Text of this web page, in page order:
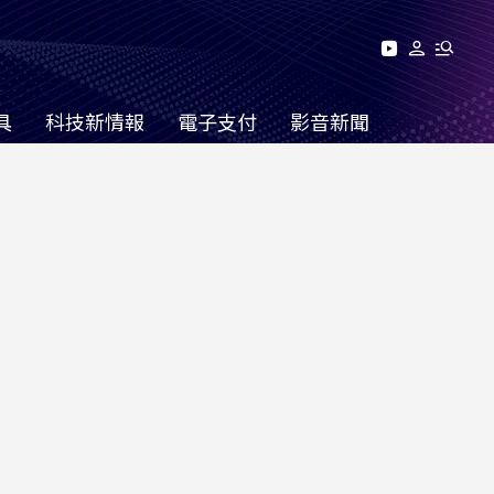
科技新情報 電子支付 影音新聞